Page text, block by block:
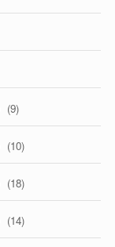
(9)
(10)
(18)
(14)